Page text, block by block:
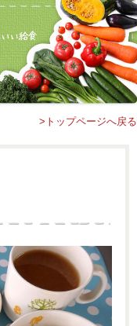
>トップページへ戻る